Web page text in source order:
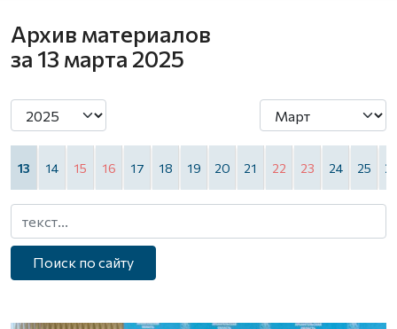
Архив материалов
за 13 марта 2025
13 14 15 16 17 18 19 20 21 22 23 24 25
Поиск по сайту